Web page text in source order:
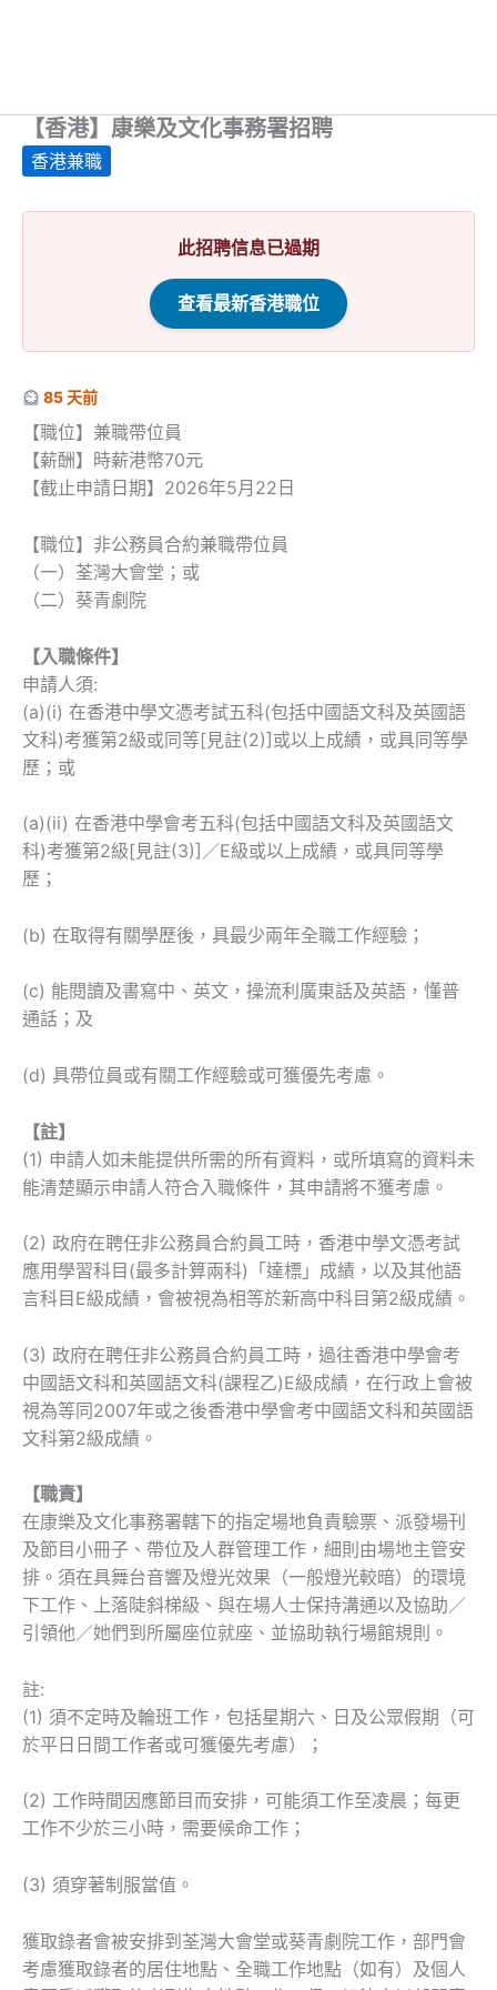
【香港】康樂及文化事務署招聘
香港兼職
此招聘信息已過期
查看最新香港職位
85 天前
【職位】兼職帶位員
【薪酬】時薪港幣70元
【截止申請日期】2026年5月22日
【職位】非公務員合約兼職帶位員
（一）荃灣大會堂；或
（二）葵青劇院
【入職條件】
申請人須:
(a)(i) 在香港中學文憑考試五科(包括中國語文科及英國語
文科)考獲第2級或同等[見註(2)]或以上成績，或具同等學
歷；或
(a)(ii) 在香港中學會考五科(包括中國語文科及英國語文
科)考獲第2級[見註(3)]／E級或以上成績，或具同等學
歷；
(b) 在取得有關學歷後，具最少兩年全職工作經驗；
(c) 能閱讀及書寫中、英文，操流利廣東話及英語，懂普
通話；及
(d) 具帶位員或有關工作經驗或可獲優先考慮。
【註】
(1) 申請人如未能提供所需的所有資料，或所填寫的資料未
能清楚顯示申請人符合入職條件，其申請將不獲考慮。
(2) 政府在聘任非公務員合約員工時，香港中學文憑考試
應用學習科目(最多計算兩科)「達標」成績，以及其他語
言科目E級成績，會被視為相等於新高中科目第2級成績。
(3) 政府在聘任非公務員合約員工時，過往香港中學會考
中國語文科和英國語文科(課程乙)E級成績，在行政上會被
視為等同2007年或之後香港中學會考中國語文科和英國語
文科第2級成績。
【職責】
在康樂及文化事務署轄下的指定場地負責驗票、派發場刊
及節目小冊子、帶位及人群管理工作，細則由場地主管安
排。須在具舞台音響及燈光效果（一般燈光較暗）的環境
下工作、上落陡斜梯級、與在場人士保持溝通以及協助／
引領他／她們到所屬座位就座、並協助執行場館規則。
註:
(1) 須不定時及輪班工作，包括星期六、日及公眾假期（可
於平日日間工作者或可獲優先考慮）；
(2) 工作時間因應節目而安排，可能須工作至凌晨；每更
工作不少於三小時，需要候命工作；
(3) 須穿著制服當值。
獲取錄者會被安排到荃灣大會堂或葵青劇院工作，部門會
考慮獲取錄者的居住地點、全職工作地點（如有）及個人